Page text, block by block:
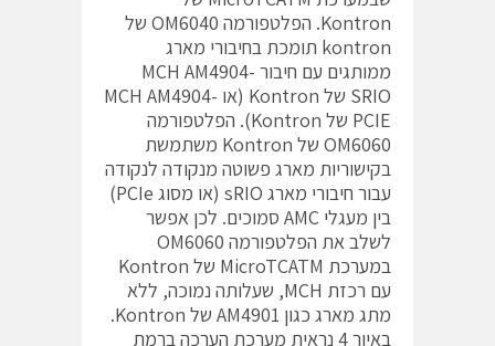
Kontron. הפלטפורמה OM6040 של
kontron תומכת בחיבורי מארג
ממותגים עם חיבור MCH AM4904-
SRIO של Kontron (או MCH AM4904-
PCIE של Kontron). הפלטפורמה
OM6060 של Kontron משתמשת
בקישוריות מארג פשוטה מנקודה לנקודה
עבור חיבורי מארג sRIO (או מסוג PCIe)
בין מעגלי AMC סמוכים. לכן אפשר
לשלב את הפלטפורמה OM6060
במערכת MicroTCATM של Kontron
עם רכזת MCH, שעלותה נמוכה, ללא
מתג מארג כגון AM4901 של Kontron.
באיור 4 נראית מערכת הערכה ברמת